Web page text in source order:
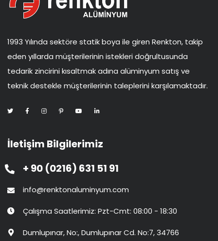
1993 Yılında sektöre statik boya ile giren Renkton, takip
eden yıllarda müşterilerinin istekleri doğrultusunda
tedarik zincirini kısaltmak adına alüminyum satış ve
teknik destekle müşterilerinin taleplerini karşılamaktadır.
İletişim Bilgilerimiz
+ 90 (0216) 631 51 91
info@renktonaluminyum.com
Çalışma Saatlerimiz: Pzt-Cmt: 08:00 - 18:30
Dumlupınar, No:, Dumlupınar Cd. No:7, 34766